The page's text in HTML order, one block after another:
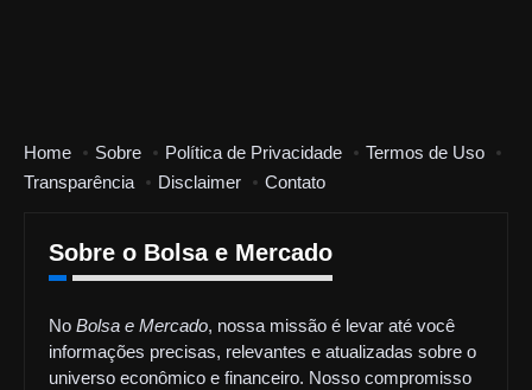
Home Sobre Política de Privacidade
Termos de Uso
Transparência
Disclaimer Contato
Sobre o Bolsa e Mercado
No Bolsa e Mercado, nossa missão é levar até você
informações precisas, relevantes e atualizadas sobre o
universo econômico e financeiro. Nosso compromisso